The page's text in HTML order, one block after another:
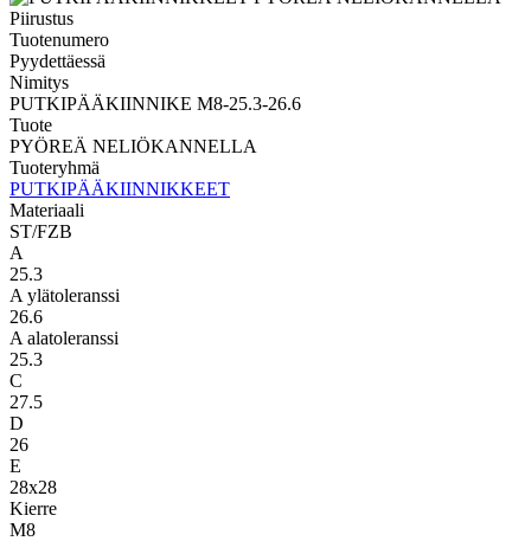
Tuotenumero
Pyydettäessä
Nimitys
PUTKIPÄÄKIINNIKE M8-25.3-26.6
Tuote
PYÖREÄ NELIÖKANNELLA
Tuoteryhmä
PUTKIPÄÄKIINNIKKEET
Materiaali
ST/FZB
A
25.3
A ylätoleranssi
26.6
A alatoleranssi
25.3
C
27.5
D
26
E
28x28
Kierre
M8